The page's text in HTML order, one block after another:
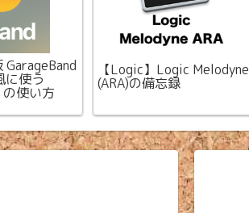
GarageBand
使う
の使い方
【Logic】Logic Melodyne
(ARA)の備忘録